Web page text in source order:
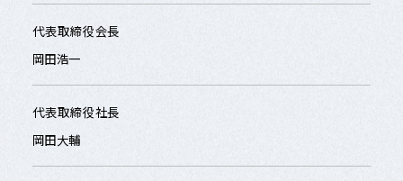
代表取締役会長
岡田浩一
代表取締役社長
岡田大輔